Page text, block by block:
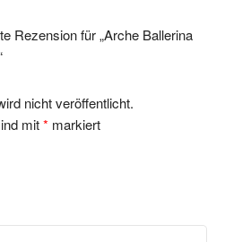
Rezension für „Arche Ballerina
nicht veröffentlicht.
mit* markiert